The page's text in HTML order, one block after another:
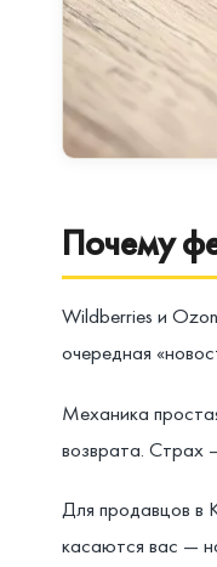
Почему
Wildberries и
очередная
Механика
возврата. Страх
Для продавцов в
касаются вас —